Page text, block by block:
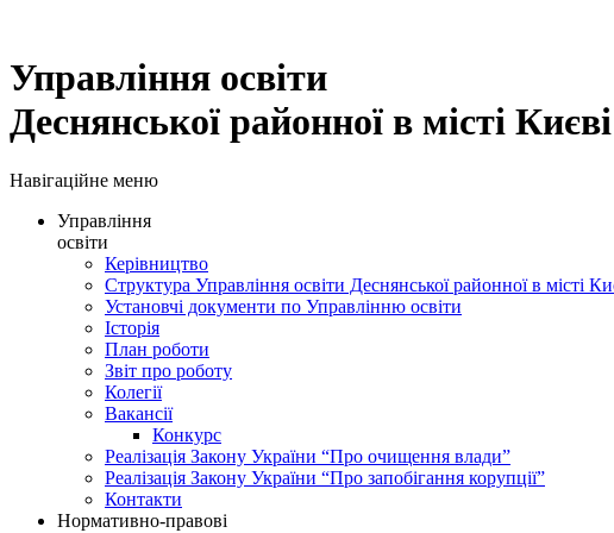
Управління освіти
Деснянської районної в місті
Навігаційне меню
Управління
освіти
Керівництво
Структура Управління освіти Деснянської районної в місті
Установчі документи по Управлінню освіти
Історія
План роботи
Звіт про роботу
Колегії
Вакансії
Конкурс
Реалізація Закону України “Про очищення влади”
Реалізація Закону України “Про запобігання корупції”
Контакти
Нормативно-правові